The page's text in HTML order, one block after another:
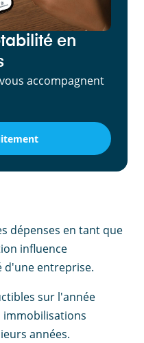
en
accompagnent
dépenses en tant que
influence
d'une entreprise.
sur l'année
immobilisations
années.